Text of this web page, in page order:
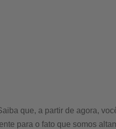
que, a partir de agora,
para o fato que somos